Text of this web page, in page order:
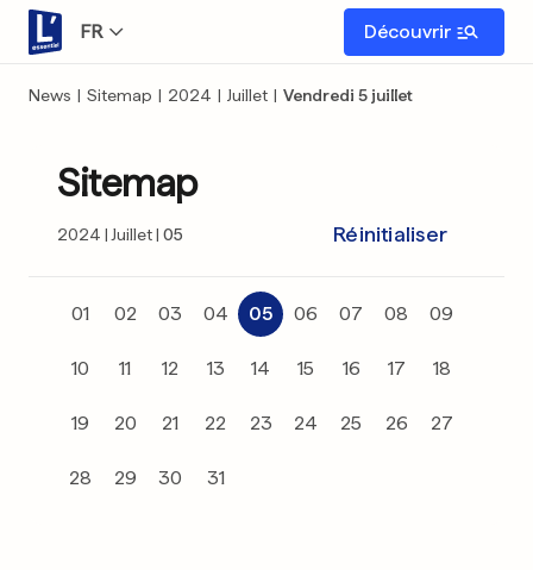
FR Découvrir
News | Sitemap | 2024 | Juillet | Vendredi 5 juillet
Sitemap
2024 Juillet 05 Réinitialiser
01 02 03 04 05 06 07 08 09
10 11 12 13 14 15 16 17 18
19 20 21 22 23 24 25 26 27
28 29 30 31